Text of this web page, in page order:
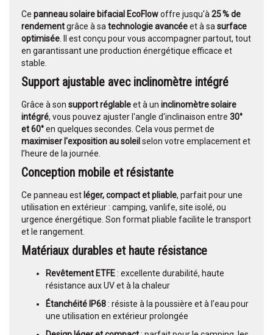
Ce panneau solaire bifacial EcoFlowoffre jusqu'à 25 % de
rendementgrâce à sa technologie avancéeet à sa surface
optimisée . Il est conçu pour vous accompagner partout, tout
en garantissant une production énergétique efficace et
stable.
Support ajustable avec inclinomètre intégré
Grâce à son support réglableet à un inclinomètre solaire
intégré, vous pouvez ajuster l'angle d'inclinaison entre 30°
et 60°en quelques secondes. Cela vous permet de
maximiser l'exposition au soleil selon votre emplacement et
l’heure de la journée.
Conception mobile et résistante
Ce panneau est léger, compact et pliable, parfait pour une
utilisation en extérieur : camping, vanlife, site isolé, ou
urgence énergétique. Son format pliable facilite le transport
et le rangement.
Matériaux durables et haute résistance
Revêtement ETFE: excellente durabilité, haute
résistance aux UV et à la chaleur
Étanchéité IP68: résiste à la poussière et à l’eau pour
une utilisation en extérieur prolongée